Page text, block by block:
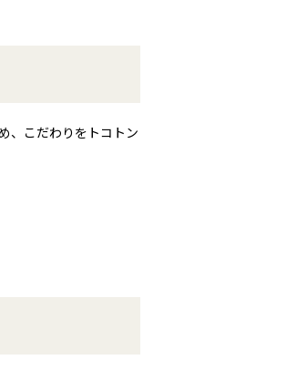
、こだわりをトコトン